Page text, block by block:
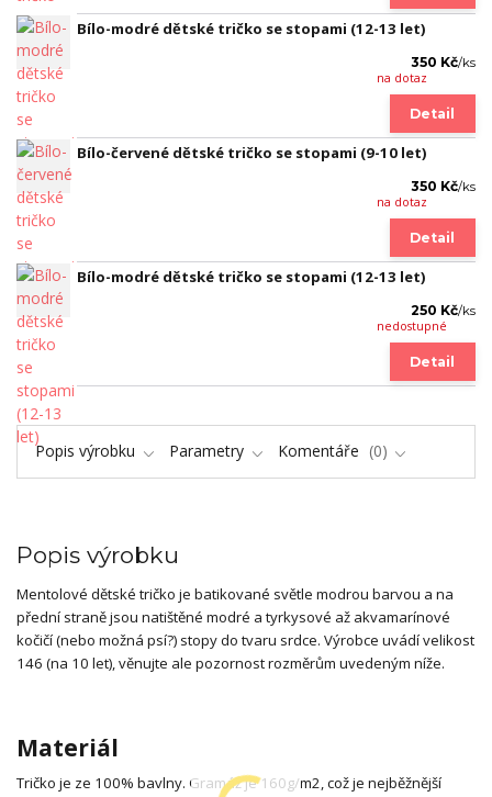
Bílo-modré dětské tričko se stopami (12-13 let)
350 Kč/ks
na dotaz
Detail
Bílo-červené dětské tričko se stopami (9-10 let)
350 Kč/ks
na dotaz
Detail
Bílo-modré dětské tričko se stopami (12-13 let)
250 Kč/ks
nedostupné
Detail
Popis výrobku Parametry Komentáře 0
Popis výrobku
Mentolové dětské tričko je batikované světle modrou barvou a na
přední straně jsou natištěné modré a tyrkysové až akvamarínové
kočičí (nebo možná psí?) stopy do tvaru srdce. Výrobce uvádí velikost
146 (na 10 let), věnujte ale pozornost rozměrům uvedeným níže.
Materiál
Tričko je ze 100% bavlny. Gramáž je 160g/m2, což je nejběžnější